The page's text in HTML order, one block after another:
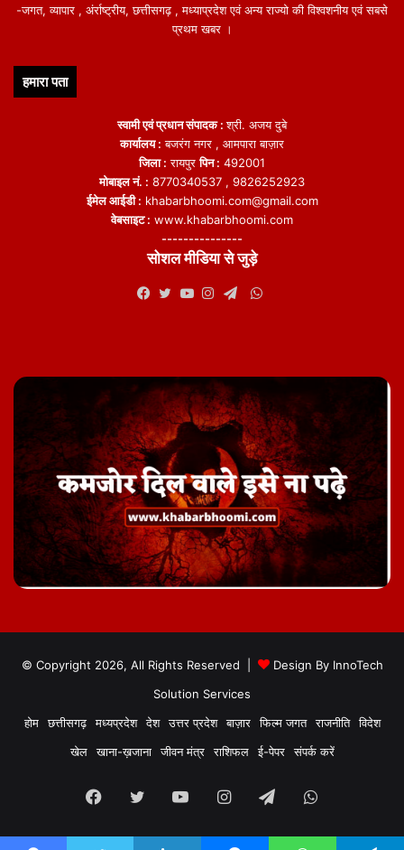
-जगत, व्यापार , अंर्राष्ट्रीय, छत्तीसगढ़ , मध्याप्रदेश एवं अन्य राज्यो की विश्वशनीय एवं सबसे
प्रथम खबर ।
हमारा पता
स्वामी एवं प्रधान संपादक :श्री. अजय दुबे
कार्यालय : बजरंग नगर , आमपारा बाज़ार
जिला : रायपुरपिन : 492001
मोबाइल नं. : 8770340537 , 9826252923
ईमेल आईडी : khabarbhoomi.com@gmail.com
वेबसाइट : www.khabarbhoomi.com
---------------
सोशल मीडिया से जुड़े
WhatsApp
© Copyright 2026, All Rights Reserved | Design By InnoTech
Solution Services
होम
छत्तीसगढ़ मध्यप्रदेश देश उत्तर प्रदेश बाज़ार फिल्म जगत राजनीति
विदेश
खेल
खाना-ख़जाना जीवन मंत्र राशिफल ई-पेपर संपर्क करें
Facebook
TwitterYouTubeInstagram
TelegramWhatsApp